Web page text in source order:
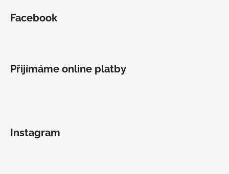
Facebook
Přijímáme online platby
Instagram